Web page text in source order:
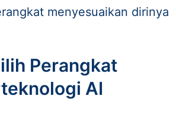
menyesuaikan dirinya
Perangkat
AI